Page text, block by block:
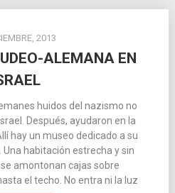
2013
ALEMANA EN
huidos del nazismo no
Después, ayudaron en la
hay un museo dedicado a su
habitación estrecha y sin
amontonan cajas sobre
el techo. No entra ni la luz